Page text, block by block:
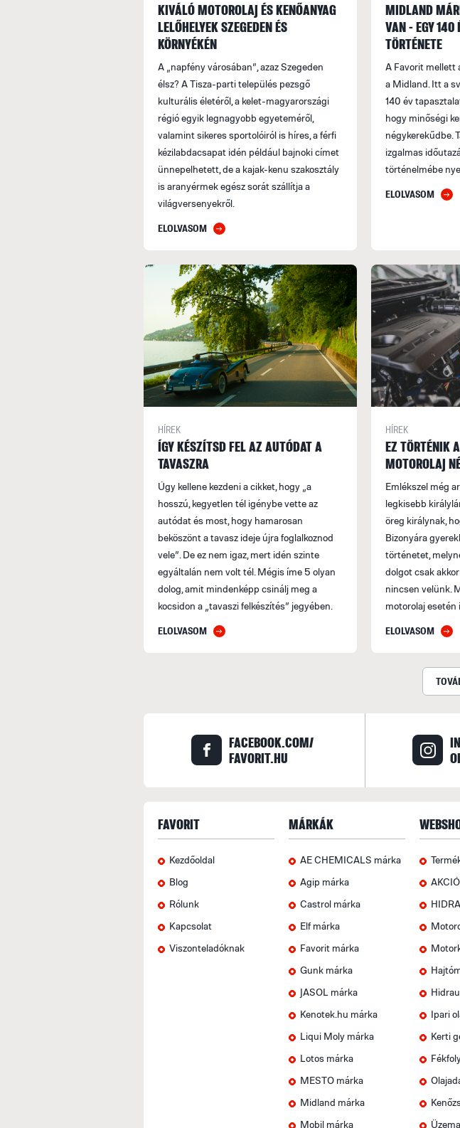
KIVÁLÓ MOTOROLAJ ÉS KENŐANYAG
LELŐHELYEK SZEGEDEN ÉS
KÖRNYÉKÉN
A „napfény városában”, azaz Szegeden
élsz? A Tisza-parti település pezsgő
kulturális életéről, a kelet-magyarországi
régió egyik legnagyobb egyeteméről,
valamint sikeres sportolóiról is híres, a férfi
kézilabdacsapat idén például bajnoki címet
ünnepelhetett, de a kajak-kenu szakosztály
is aranyérmek egész sorát szállítja a
világversenyekről.
ELOLVASOM
MIDLAND
VAN - EGY 140
TÖRTÉNETE
A Favorit mellett
a Midland. Itt a
140 év
hogy minőségi
négykerekűdbe.
izgalmas
történelmébe
ELOLVASOM
HÍREK
ÍGY KÉSZÍTSD FEL AZ AUTÓDAT A
TAVASZRA
Úgy kellene kezdeni a cikket, hogy „a
hosszú, kegyetlen tél igénybe vette az
autódat és most, hogy hamarosan
beköszönt a tavasz ideje újra foglalkoznod
vele”. De ez nem igaz, mert idén szinte
egyáltalán nem volt tél. Mégis íme 5 olyan
dolog, amit mindenképp csinálj meg a
kocsidon a „tavaszi felkészítés” jegyében.
ELOLVASOM
HÍREK
EZ TÖRTÉNIK
MOTOROLAJ
Emlékszel még
legkisebb
öreg királynak,
Bizonyára
történetet,
dolgot csak
nincsen velünk.
motorolaj esetén
ELOLVASOM
FACEBOOK.COM/
FAVORIT.HU
FAVORIT
Kezdőoldal
Blog
Rólunk
Kapcsolat
Viszonteladóknak
MÁRKÁK
AE CHEMICALS márka
Agip márka
Castrol márka
Elf márka
Favorit márka
Gunk márka
JASOL márka
Kenotek.hu márka
Liqui Moly márka
Lotos márka
MESTO márka
Midland márka
Mobil márka
Ipari
Kerti